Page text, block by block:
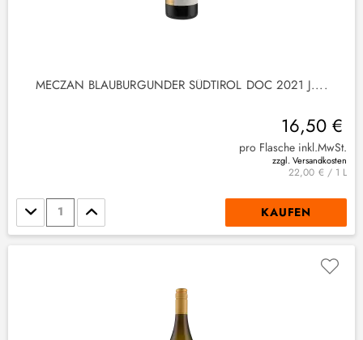
MECZAN BLAUBURGUNDER SÜDTIROL DOC 2021 J....
16,50 €
pro Flasche inkl.MwSt.
zzgl. Versandkosten
22,00 € / 1 L
Stückzahl KAUFEN